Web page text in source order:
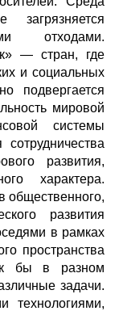
отходами.
— стран, где
и социальных
подвергается
мировой
системы
развития,
характера.
общественного,
развития
в рамках
пространства
бы в разном
задачи.
технологиями,